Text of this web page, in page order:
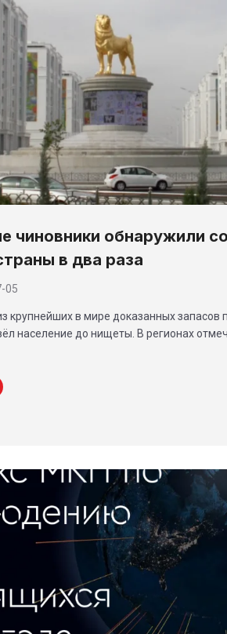
чиновники обнаружили
в два раза
05
крупнейших в мире доказанных запасов
население до нищеты. В регионах